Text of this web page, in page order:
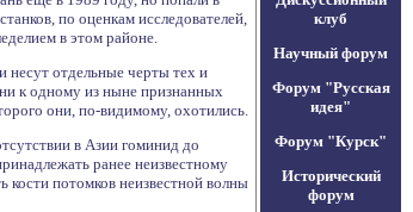
по оценкам исследователей,
в этом районе.
отдельные черты тех и
к одному из ныне признанных
они, по-видимому, охотились.
в Азии гоминид до
ранее неизвестному
кости потомков неизвестной волны
клуб
Научный форум
Форум "Русская
идея"
Форум "Курск"
Исторический
форум